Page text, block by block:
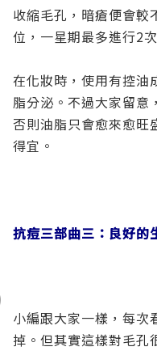
收縮毛孔，暗瘡便會較
位，一星期最多進行2
在化妝時，使用有控油
脂分泌。不過大家留意
否則油脂只會愈來愈旺
得宜。
抗痘三部曲三：良好的
小編跟大家一樣，每次
掉。但其實這樣對毛孔